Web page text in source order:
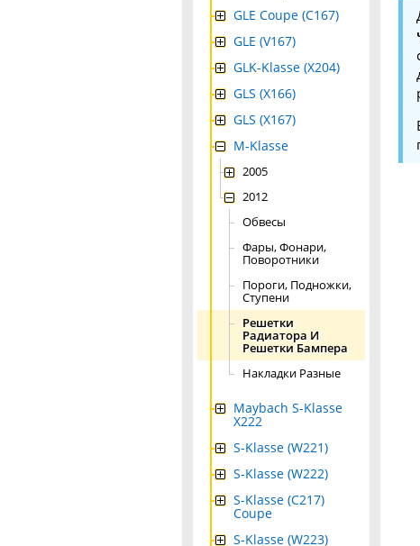
GLE Coupe (C167)
GLE (V167)
GLK-Klasse (X204)
GLS (X166)
GLS (X167)
M-Klasse
2005
2012
Обвесы
Фары, Фонари,
Поворотники
Пороги, Подножки,
Ступени
Решетки
Радиатора И
Решетки Бампера
Накладки Разные
Maybach S-Klasse
X222
S-Klasse (W221)
S-Klasse (W222)
S-Klasse (C217)
Coupe
S-Klasse (W223)